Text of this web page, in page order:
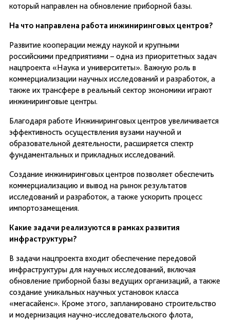
который направлен на обновление приборной базы.
На что направлена работа инжиниринговых центров?
Развитие кооперации между наукой и крупными
российскими предприятиями – одна из приоритетных задач
нацпроекта «Наука и университеты». Важную роль в
коммерциализации научных исследований и разработок, а
также их трансфере в реальный сектор экономики играют
инжиниринговые центры.
Благодаря работе Инжиниринговых центров увеличивается
эффективность осуществления вузами научной и
образовательной деятельности, расширяется спектр
фундаментальных и прикладных исследований.
Создание инжиниринговых центров позволяет обеспечить
коммерциализацию и вывод на рынок результатов
исследований и разработок, а также ускорить процесс
импортозамещения.
Какие задачи реализуются в рамках развития
инфраструктуры?
В задачи нацпроекта входит обеспечение передовой
инфраструктуры для научных исследований, включая
обновление приборной базы ведущих организаций, а также
создание уникальных научных установок класса
«мегасайенс». Кроме этого, запланировано строительство
и модернизация научно-исследовательского флота,